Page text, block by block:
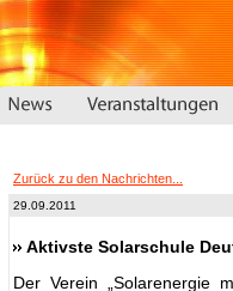
Zurück zu den Nachrichten...
29.09.2011
Aktivste Solarschule
Der Verein „Solarenergie